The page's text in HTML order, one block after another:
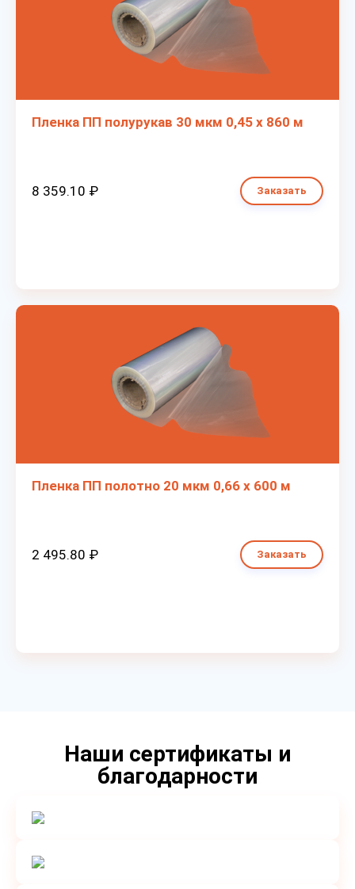
Пленка ПП полурукав 30 мкм 0,45 х 860 м
8 359.10 ₽ Заказать
Пленка ПП полотно 20 мкм 0,66 х 600 м
2 495.80 ₽ Заказать
Наши сертификаты и
благодарности